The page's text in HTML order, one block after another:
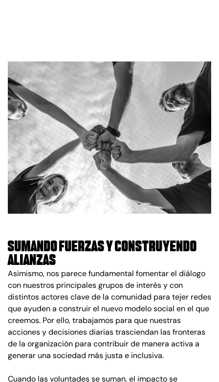
SUMANDO FUERZAS Y CONSTRUYENDO
ALIANZAS
Asimismo, nos parece fundamental fomentar el diálogo
con nuestros principales grupos de interés y con
distintos actores clave de la comunidad para tejer redes
que ayuden a construir el nuevo modelo social en el que
creemos. Por ello, trabajamos para que nuestras
acciones y decisiones diarias trasciendan las fronteras
de la organización para contribuir de manera activa a
generar una sociedad más justa e inclusiva.
Cuando las voluntades se suman, el impacto se